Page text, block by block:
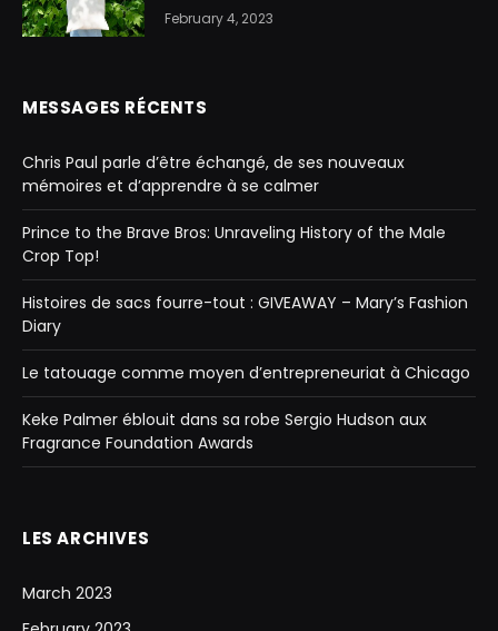
February 4, 2023
MESSAGES RÉCENTS
Chris Paul parle d’être échangé, de ses nouveaux
mémoires et d’apprendre à se calmer
Prince to the Brave Bros: Unraveling History of the Male
Crop Top!
Histoires de sacs fourre-tout : GIVEAWAY – Mary’s Fashion
Diary
Le tatouage comme moyen d’entrepreneuriat à Chicago
Keke Palmer éblouit dans sa robe Sergio Hudson aux
Fragrance Foundation Awards
LES ARCHIVES
March 2023